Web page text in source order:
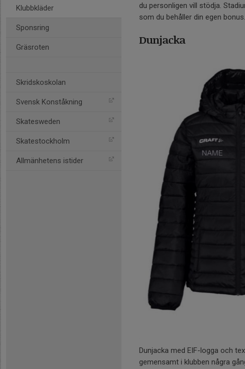
Klubbkläder
Sponsring
Gräsroten
Skridskoskolan
Svensk Konståkning
Skatesweden
Skatestockholm
Allmänhetens istider
du personligen vill stödja.
som du behåller din egen
Dunjacka
Dunjacka med EIF-logga och
gemensamt i klubben några